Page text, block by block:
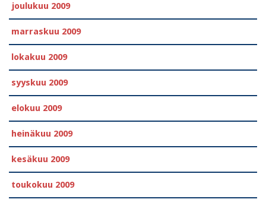
joulukuu 2009
marraskuu 2009
lokakuu 2009
syyskuu 2009
elokuu 2009
heinäkuu 2009
kesäkuu 2009
toukokuu 2009